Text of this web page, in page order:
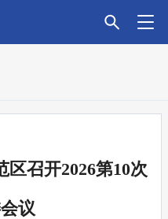
商
引
资
商
环
建
引
进
新
召开2026第10次
议